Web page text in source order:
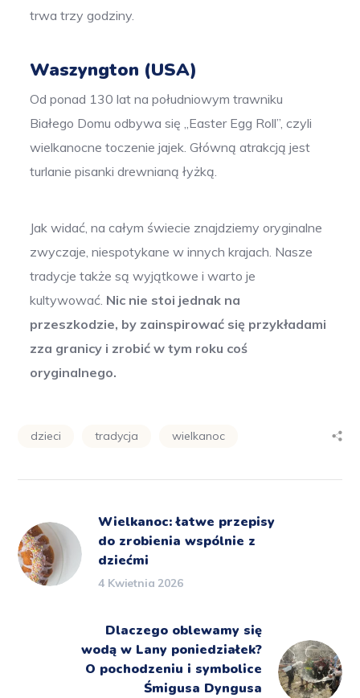
trwa trzy godziny.
Waszyngton (USA)
Od ponad 130 lat na południowym trawniku
Białego Domu odbywa się „Easter Egg Roll”, czyli
wielkanocne toczenie jajek. Główną atrakcją jest
turlanie pisanki drewnianą łyżką.
Jak widać, na całym świecie znajdziemy oryginalne
zwyczaje, niespotykane w innych krajach. Nasze
tradycje także są wyjątkowe i warto je
kultywować. Nic nie stoi jednak na
przeszkodzie, by zainspirować się przykładami
zza granicy i zrobić w tym roku coś
oryginalnego.
dzieci tradycja wielkanoc
Wielkanoc: łatwe przepisy
do zrobienia wspólnie z
dziećmi
4 Kwietnia 2026
Dlaczego oblewamy się
wodą w Lany poniedziałek?
O pochodzeniu i symbolice
Śmigusa Dyngusa